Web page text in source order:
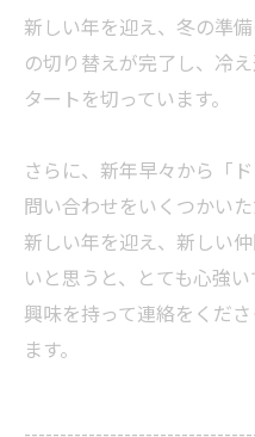
新しい年を迎え、冬の準
の切り替えが完了し、冷
タートを切っています。
さらに、新年早々から「
問い合わせをいくつかいた
新しい年を迎え、新しい
いと思うと、とても心強い
興味を持って連絡をくだ
ます。